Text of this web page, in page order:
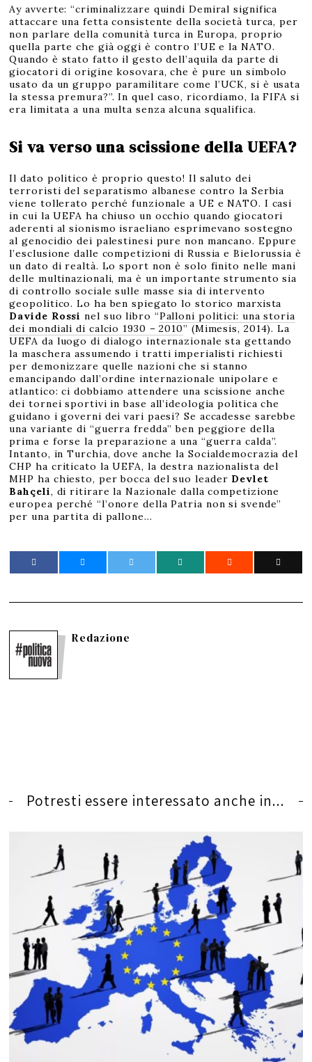
Ay avverte: “criminalizzare quindi Demiral significa
attaccare una fetta consistente della società turca, per
non parlare della comunità turca in Europa, proprio
quella parte che già oggi è contro l’UE e la NATO.
Quando è stato fatto il gesto dell’aquila da parte di
giocatori di origine kosovara, che è pure un simbolo
usato da un gruppo paramilitare come l’UCK, si è usata
la stessa premura?”. In quel caso, ricordiamo, la FIFA si
era limitata a una multa senza alcuna squalifica.
Si va verso una scissione della UEFA?
Il dato politico è proprio questo! Il saluto dei
terroristi del separatismo albanese contro la Serbia
viene tollerato perché funzionale a UE e NATO. I casi
in cui la UEFA ha chiuso un occhio quando giocatori
aderenti al sionismo israeliano esprimevano sostegno
al genocidio dei palestinesi pure non mancano. Eppure
l’esclusione dalle competizioni di Russia e Bielorussia è
un dato di realtà. Lo sport non è solo finito nelle mani
delle multinazionali, ma è un importante strumento sia
di controllo sociale sulle masse sia di intervento
geopolitico. Lo ha ben spiegato lo storico marxista
Davide Rossi nel suo libro “Palloni politici: una storia
dei mondiali di calcio 1930 – 2010” (Mimesis, 2014). La
UEFA da luogo di dialogo internazionale sta gettando
la maschera assumendo i tratti imperialisti richiesti
per demonizzare quelle nazioni che si stanno
emancipando dall’ordine internazionale unipolare e
atlantico: ci dobbiamo attendere una scissione anche
dei tornei sportivi in base all’ideologia politica che
guidano i governi dei vari paesi? Se accadesse sarebbe
una variante di “guerra fredda” ben peggiore della
prima e forse la preparazione a una “guerra calda”.
Intanto, in Turchia, dove anche la Socialdemocrazia del
CHP ha criticato la UEFA, la destra nazionalista del
MHP ha chiesto, per bocca del suo leader Devlet
Bahçeli, di ritirare la Nazionale dalla competizione
europea perché “l’onore della Patria non si svende”
per una partita di pallone…
Redazione
Potresti essere interessato anche in...